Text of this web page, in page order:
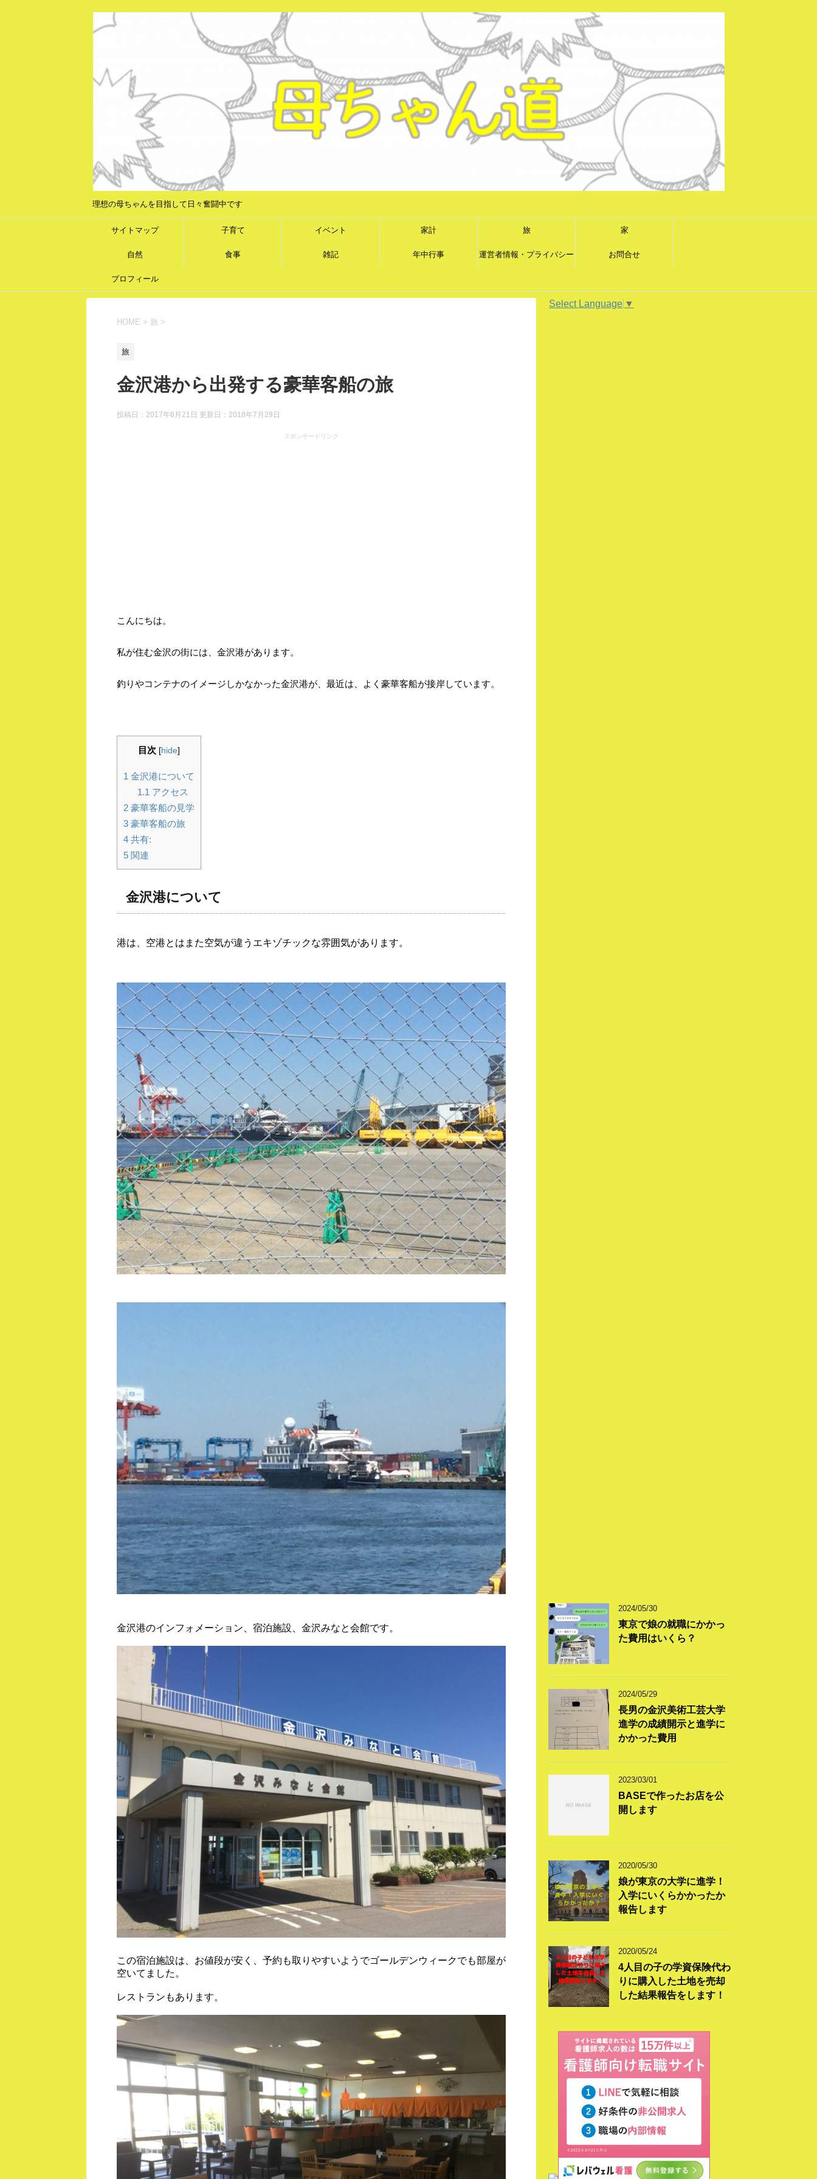
理想の母ちゃんを目指して日々奮闘中です
サイトマップ 子育て イベント 家計 旅 家
自然 食事 雑記 年中行事 運営者情報・プライバシー お問合せ
プロフィール
HOME > 旅 >
旅
金沢港から出発する豪華客船の旅
投稿日：2017年6月21日 更新日： 2018年7月29日
スポンサードリンク
こんにちは。
私が住む金沢の街には、金沢港があります。
釣りやコンテナのイメージしかなかった金沢港が、最近は、よく豪華客船が接岸しています。
目次 [hide]
1 金沢港について
1.1 アクセス
2 豪華客船の見学
3 豪華客船の旅
4 共有:
5 関連
金沢港について
港は、空港とはまた空気が違うエキゾチックな雰囲気があります。
金沢港のインフォメーション、宿泊施設、金沢みなと会館です。
この宿泊施設は、お値段が安く、予約も取りやすいようでゴールデンウィークでも部屋が
空いてました。
レストランもあります。
Select Language ▼
2024/05/30
東京で娘の就職にかかっ
た費用はいくら？
2024/05/29
長男の金沢美術工芸大学
進学の成績開示と進学に
かかった費用
2023/03/01
BASEで作ったお店を公
開します
2020/05/30
娘が東京の大学に進学！
入学にいくらかかったか
報告します
2020/05/24
4人目の子の学資保険代わ
りに購入した土地を売却
した結果報告をします！